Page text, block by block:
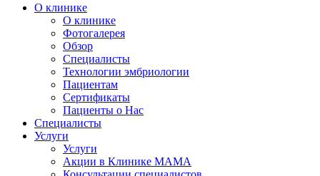
О клинике
О клинике
Фотогалерея
Обзор
Специалисты
Технологии эмбриологии
Пациентам
Сертификаты
Пациенты о Нас
Специалисты
Услуги
Услуги
Акции в Клинике МАМА